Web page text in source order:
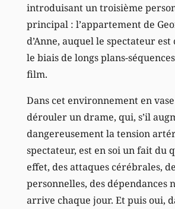
introduisant un troisième
principal : l’appartement de
d’Anne, auquel le spectateur
le biais de longs plans-
film.
Dans cet environnement en vase
dérouler un drame, qui, s’il
dangereusement la tension
spectateur, est en soi un fait du
effet, des attaques cérébrales,
personnelles, des dépendances
arrive chaque jour. Et puis oui,